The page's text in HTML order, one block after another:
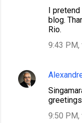
I
blog.
Rio.
9:43
9:50